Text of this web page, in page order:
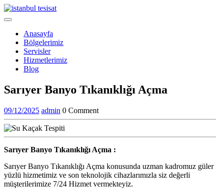
Skip
to
Open
Anasayfa
Bölgelerimiz
Servisler
Hizmetlerimiz
Blog
Close
Menu
Sarıyer Banyo Tıkanıklığı Açma
09/12/202509/12/2025
admin admin
0 Comment
Sarıyer Banyo Tıkanıklığı Açma :
Sarıyer Banyo Tıkanıklığı Açma konusunda uzman kadromuz güler
yüzlü hizmetimiz ve son teknolojik cihazlarımızla siz değerli
müşterilerimize 7/24 Hizmet vermekteyiz.